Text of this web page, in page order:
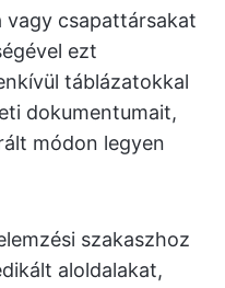
vagy csapattársakat
ezt
táblázatokkal
dokumentumait,
módon legyen
szakaszhoz
aloldalakat,